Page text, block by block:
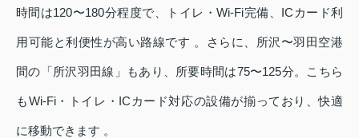
時間は120〜180分程度で、トイレ・Wi‑Fi完備、ICカード利
用可能と利便性が高い路線です 。さらに、所沢〜羽田空港
間の「所沢羽田線」もあり、所要時間は75〜125分。こちら
もWi‑Fi・トイレ・ICカード対応の設備が揃っており、快適
に移動できます 。